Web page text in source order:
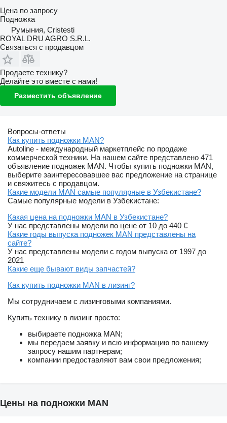
Цена по запросу
Подножка
Румыния, Cristesti
ROYAL DRU AGRO S.R.L.
Связаться с продавцом
Продаете технику?
Делайте это вместе с нами!
Разместить объявление
Вопросы-ответы
Как купить подножки MAN?
Autoline - международный маркетплейс по продаже
коммерческой техники. На нашем сайте представлено 471
объявление подножек MAN. Чтобы купить подножки MAN,
выберите заинтересовавшее вас предложение на странице
и свяжитесь с продавцом.
Какие модели MAN самые популярные в Узбекистане?
Самые популярные модели в Узбекистане:
Какая цена на подножки MAN в Узбекистане?
У нас представлены модели по цене от 10 до 440 €
Какие годы выпуска подножек MAN представлены на
сайте?
У нас представлены модели с годом выпуска от 1997 до
2021
Какие еще бывают виды запчастей?
Как купить подножки MAN в лизинг?
Мы сотрудничаем с лизинговыми компаниями.
Купить технику в лизинг просто:
выбираете подножка MAN;
мы передаем заявку и всю информацию по вашему
запросу нашим партнерам;
компании предоставляют вам свои предложения;
Цены на подножки MAN